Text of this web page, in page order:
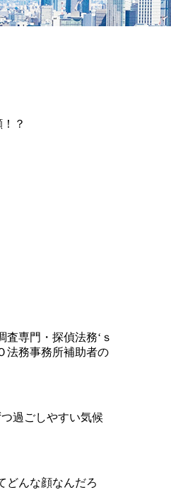
？
査専門・探偵法務‘ｓ
法務事務所補助者の
過ごしやすい気候
どんな顔なんだろ